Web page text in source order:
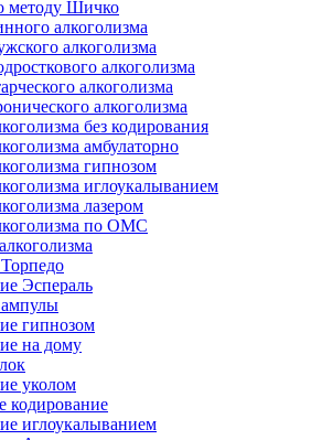
методу Шичко
алкоголизма
алкоголизма
алкоголизма
алкоголизма
алкоголизма
без кодирования
амбулаторно
гипнозом
иглоукалыванием
лазером
по ОМС
Эспераль
гипнозом
на дому
уколом
кодирование
иглоукалыванием